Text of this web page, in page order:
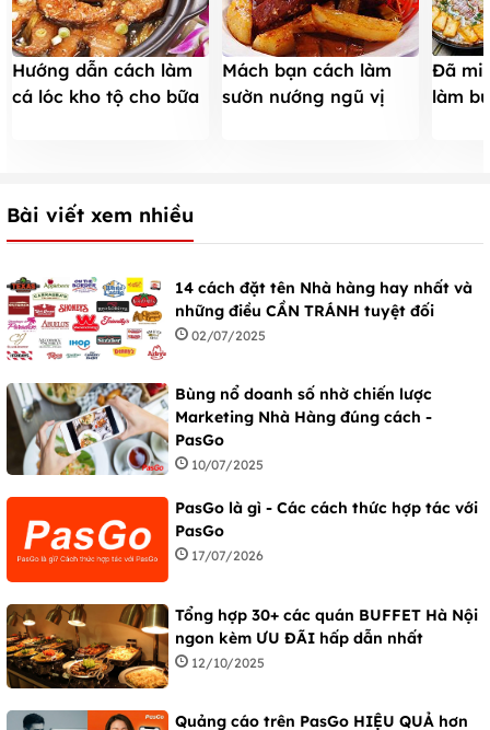
Hướng dẫn cách làm
cá lóc kho tộ cho bữa
Mách bạn cách làm
sườn nướng ngũ vị
Đã
làm
Bài viết xem nhiều
14 cách đặt tên Nhà hàng hay nhất và
những điều CẦN TRÁNH tuyệt đối
02/07/2025
Bùng nổ doanh số nhờ chiến lược
Marketing Nhà Hàng đúng cách -
PasGo
10/07/2025
PasGo là gì - Các cách thức hợp tác với
PasGo
17/07/2026
Tổng hợp 30+ các quán BUFFET Hà Nội
ngon kèm ƯU ĐÃI hấp dẫn nhất
12/10/2025
Quảng cáo trên PasGo HIỆU QUẢ hơn